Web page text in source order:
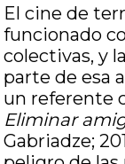
El cine de
funcionado
colectivas, y
parte de esa
un referente
Eliminar
Gabriadze;